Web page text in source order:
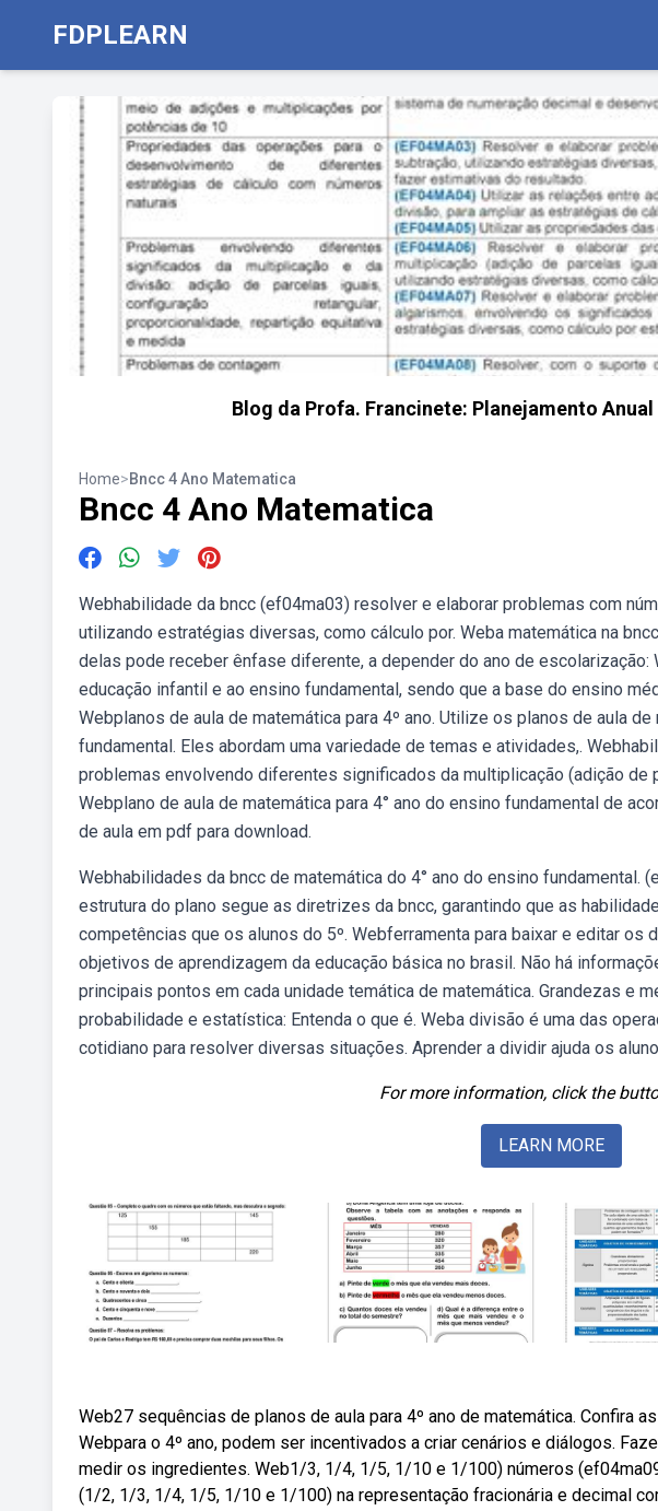
FDPLEARN
Blog da Profa. Francinete: Planejamento
Home>Bncc 4 Ano Matematica
Bncc 4 Ano Matematica
Webhabilidade da bncc (ef04ma03) resolver e elaborar problemas com
utilizando estratégias diversas, como cálculo por. Weba matemática na
delas pode receber ênfase diferente, a depender do ano de escolarização:
educação infantil e ao ensino fundamental, sendo que a base do ensino
Webplanos de aula de matemática para 4º ano. Utilize os planos de aula
fundamental. Eles abordam uma variedade de temas e atividades,.
problemas envolvendo diferentes significados da multiplicação (adição de
Webplano de aula de matemática para 4° ano do ensino fundamental de
de aula em pdf para download.
Webhabilidades da bncc de matemática do 4° ano do ensino fundamental.
estrutura do plano segue as diretrizes da bncc, garantindo que as
competências que os alunos do 5º. Webferramenta para baixar e editar os
objetivos de aprendizagem da educação básica no brasil. Não há
principais pontos em cada unidade temática de matemática. Grandezas e
probabilidade e estatística: Entenda o que é. Weba divisão é uma das
cotidiano para resolver diversas situações. Aprender a dividir ajuda os
For more information, click the
LEARN MORE
Web27 sequências de planos de aula para 4º ano de matemática. Confira
Webpara o 4º ano, podem ser incentivados a criar cenários e diálogos.
medir os ingredientes. Web1/3, 1/4, 1/5, 1/10 e 1/100) números
(1/2, 1/3, 1/4, 1/5, 1/10 e 1/100) na representação fracionária e decimal